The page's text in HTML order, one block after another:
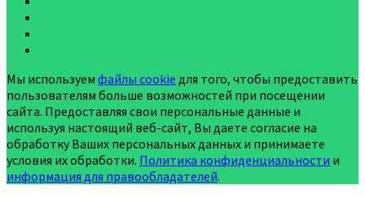
Мы используем файлы cookie для того, чтобы предоставить
пользователям больше возможностей при посещении
сайта. Предоставляя свои персональные данные и
используя настоящий веб-сайт, Вы даете согласие на
обработку Ваших персональных данных и принимаете
условия их обработки. Политика конфиденциальности и
информация для правообладателей.